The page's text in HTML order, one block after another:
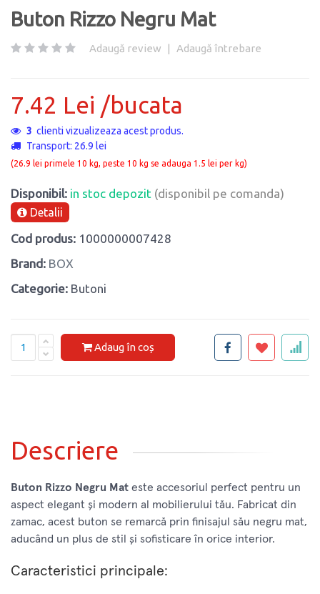
Buton Rizzo Negru Mat
Adaugă review | Adaugă întrebare
7.42 Lei /bucata
3 clienti vizualizeaza acest produs.
Transport: 26.9 lei
(26.9 lei primele 10 kg, peste 10 kg se adauga 1.5 lei per kg)
Disponibil: in stoc depozit (disponibil pe comanda)
Detalii
Cod produs: 1000000007428
Brand: BOX
Categorie: Butoni
Adaug în coș
Descriere
Buton Rizzo Negru Mat este accesoriul perfect pentru un
aspect elegant și modern al mobilierului tău. Fabricat din
zamac, acest buton se remarcă prin finisajul său negru mat,
aducând un plus de stil și sofisticare în orice interior.
Caracteristici principale: